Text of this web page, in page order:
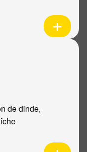
de dinde,